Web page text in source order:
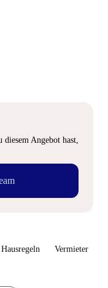
diesem Angebot hast,
Hausregeln Vermieter